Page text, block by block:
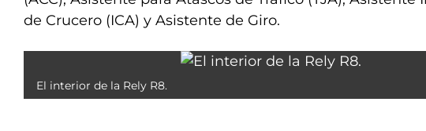
de Crucero (ICA) y Asistente de Giro.
El interior de la Rely R8.